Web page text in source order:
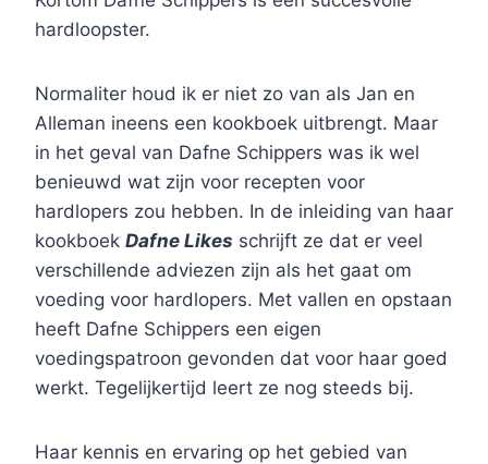
hardloopster.
Normaliter houd ik er niet zo van als Jan en
Alleman ineens een kookboek uitbrengt. Maar
in het geval van Dafne Schippers was ik wel
benieuwd wat zijn voor recepten voor
hardlopers zou hebben. In de inleiding van haar
kookboek Dafne Likes schrijft ze dat er veel
verschillende adviezen zijn als het gaat om
voeding voor hardlopers. Met vallen en opstaan
heeft Dafne Schippers een eigen
voedingspatroon gevonden dat voor haar goed
werkt. Tegelijkertijd leert ze nog steeds bij.
Haar kennis en ervaring op het gebied van